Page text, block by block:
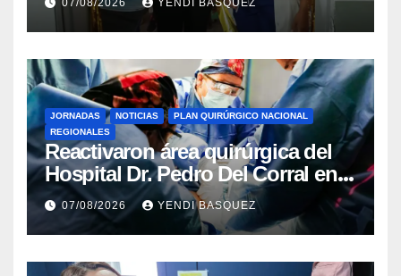
Rincón
07/08/2026 YENDI BASQUEZ
JORNADAS NOTICIAS
PLAN QUIRÚRGICO NACIONAL
REGIONALES
Reactivaron área quirúrgica del
Hospital Dr. Pedro Del Corral en
Guárico
07/08/2026 YENDI BASQUEZ